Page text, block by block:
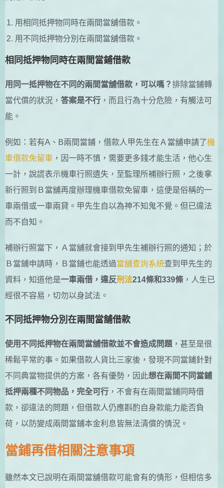
用相同抵押物同時在兩間當舖借款。
用不同抵押物分別在兩間當舖借款。
相同抵押物同時在兩間當鋪借款
用同一抵押物在不同的兩間當舖借款，可以嗎？排除當鋪轉
當代償的狀況， 答案是不行 ，而且行為十分危險，有觸法可
能。
例如：若有A、B兩間當鋪，借款人甲先生在Ａ當舖申請了機
車借款免留車 ，因一時不慎，需要更多錢才能生活，他心生
一計，說謊表示機車行照遺失，至監理所補辦行照，之後拿
新行照到Ｂ當舖再度辦理機車借款免留車，這便是俗稱的一
車兩借或一車兩貸。甲先生自以為神不知鬼不覺。但已違法
而不自知。
補辦行照當下，Ａ當舖就會接到甲先生補辦行照的通知；於
Ｂ當鋪申請時，Ｂ當鋪也能透過當舖查詢系統查到甲先生的
資料，知道他是一車兩借，違反刑法214條和339條 ，人生已
經很不容易，切勿以身試法。
不同抵押物分別在兩間當舖借款
使用不同抵押物在兩間當舖借款並不會造成問題 ，甚至是很
稀鬆平常的事。如果借款人貨比三家後，發現不同當鋪針對
不同典當物提供的方案，各有優勢，因此想在兩間不同當鋪
抵押兩種不同物品，完全可行 ，不會有在兩間當鋪同時借
款，卻違法的問題，但借款人仍應斟酌自身款能力能否負
荷，以防變成兩間當鋪本金利息皆無法清償的情況。
當鋪再借相關注意事項
雖然本文已說明在兩間當舖借款可能會有的情形，但相信多